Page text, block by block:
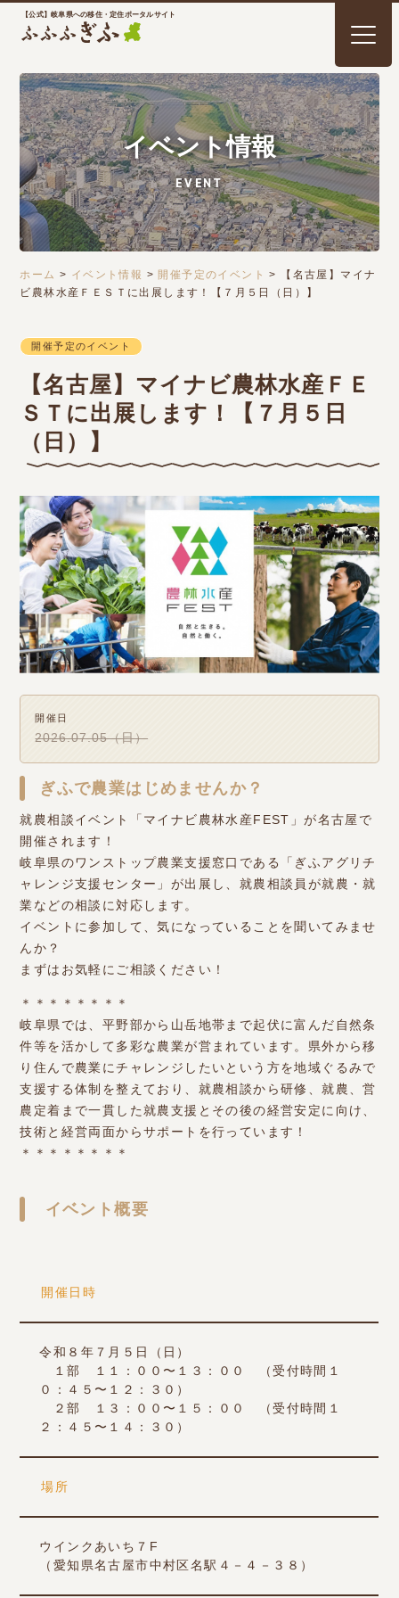
【公式】岐阜県への移住・定住ポータルサイト
イベント情報
EVENT
ホーム > イベント情報 > 開催予定のイベント >
【名古屋】マイナ
ビ農林水産ＦＥＳＴに出展します！【７月５日（日）】
開催予定のイベント
【名古屋】マイナビ農林水産ＦＥ
ＳＴに出展します！【７月５日
（日）】
開催日
2026.07.05（日）
ぎふで農業はじめませんか？
就農相談イベント「マイナビ農林水産FEST」が名古屋で
開催されます！
岐阜県のワンストップ農業支援窓口である「ぎふアグリチ
ャレンジ支援センター」が出展し、就農相談員が就農・就
業などの相談に対応します。
イベントに参加して、気になっていることを聞いてみませ
んか？
まずはお気軽にご相談ください！
＊＊＊＊＊＊＊＊
岐阜県では、平野部から山岳地帯まで起伏に富んだ自然条
件等を活かして多彩な農業が営まれています。県外から移
り住んで農業にチャレンジしたいという方を地域ぐるみで
支援する体制を整えており、就農相談から研修、就農、営
農定着まで一貫した就農支援とその後の経営安定に向け、
技術と経営両面からサポートを行っています！
＊＊＊＊＊＊＊＊
イベント概要
開催日時
令和８年７月５日（日）
１部 １１：００〜１３：００ （受付時間１
０：４５〜１２：３０）
２部 １３：００〜１５：００ （受付時間１
２：４５〜１４：３０）
場所
ウインクあいち７F
（愛知県名古屋市中村区名駅４－４－３８）